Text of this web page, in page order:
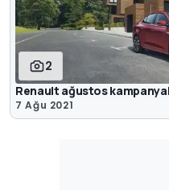
2
Renault ağustos
7 Ağu 2021